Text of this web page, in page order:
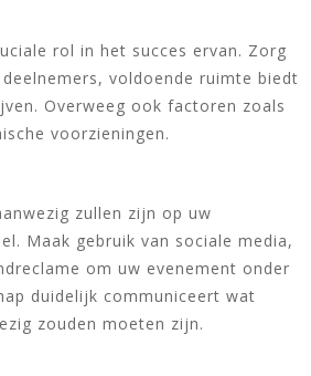
rol in het succes ervan. Zorg
voldoende ruimte biedt
Overweeg ook factoren zoals
voorzieningen.
zullen zijn op uw
Maak gebruik van sociale media,
om uw evenement onder
duidelijk communiceert wat
zouden moeten zijn.